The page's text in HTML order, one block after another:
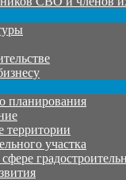
планирования
территории
участка